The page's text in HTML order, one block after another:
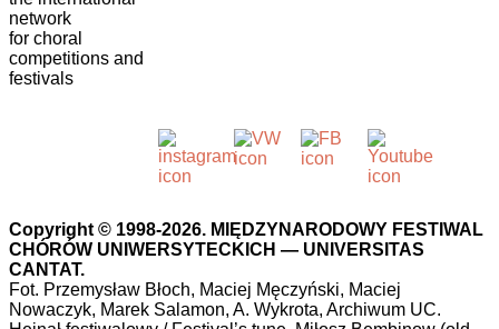
network
for choral
competitions and
festivals
Copyright © 1998-2026. MIĘDZYNARODOWY FESTIWAL
CHÓRÓW UNIWERSYTECKICH — UNIVERSITAS
CANTAT.
Fot. Przemysław Błoch, Maciej Męczyński, Maciej
Nowaczyk, Marek Salamon, A. Wykrota, Archiwum UC.